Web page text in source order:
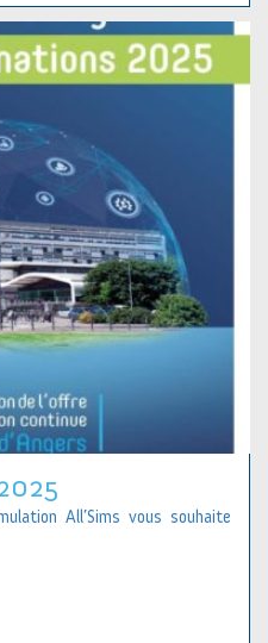
All’Sims vous souhaite